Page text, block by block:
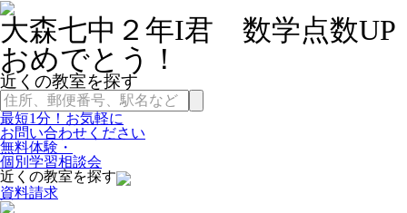
大森七中２年I君 数学点数UP
おめでとう！
近くの教室を探す
最短1分！お気軽に
お問い合わせください
無料体験・
個別学習相談会
近くの教室を探す
資料請求